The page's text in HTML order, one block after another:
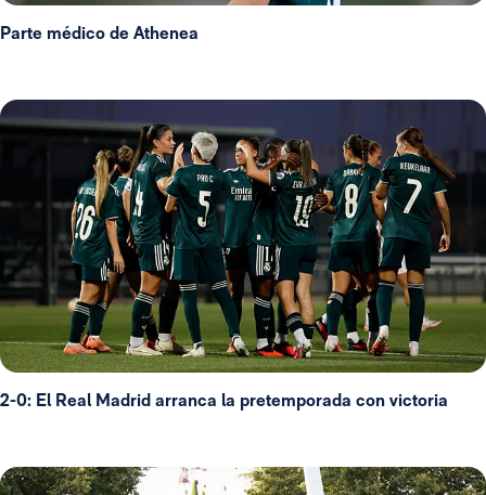
Parte médico de Athenea
2-0: El Real Madrid arranca la pretemporada con victoria